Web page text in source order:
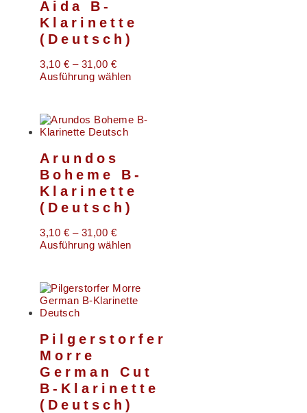
Aida B-
Klarinette
(Deutsch)
3,10 € – 31,00 €
Ausführung wählen
Arundos
Boheme B-
Klarinette
(Deutsch)
3,10 € – 31,00 €
Ausführung wählen
Pilgerstorfer
Morre
German Cut
B-Klarinette
(Deutsch)